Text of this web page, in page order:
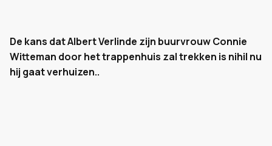
De kans dat Albert Verlinde zijn buurvrouw Connie
Witteman door het trappenhuis zal trekken is nihil nu
hij gaat verhuizen..